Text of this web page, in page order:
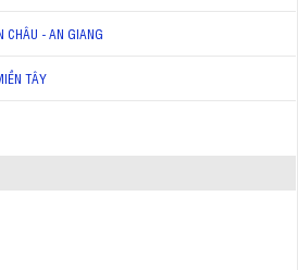
CHÂU - AN GIANG
TÂY